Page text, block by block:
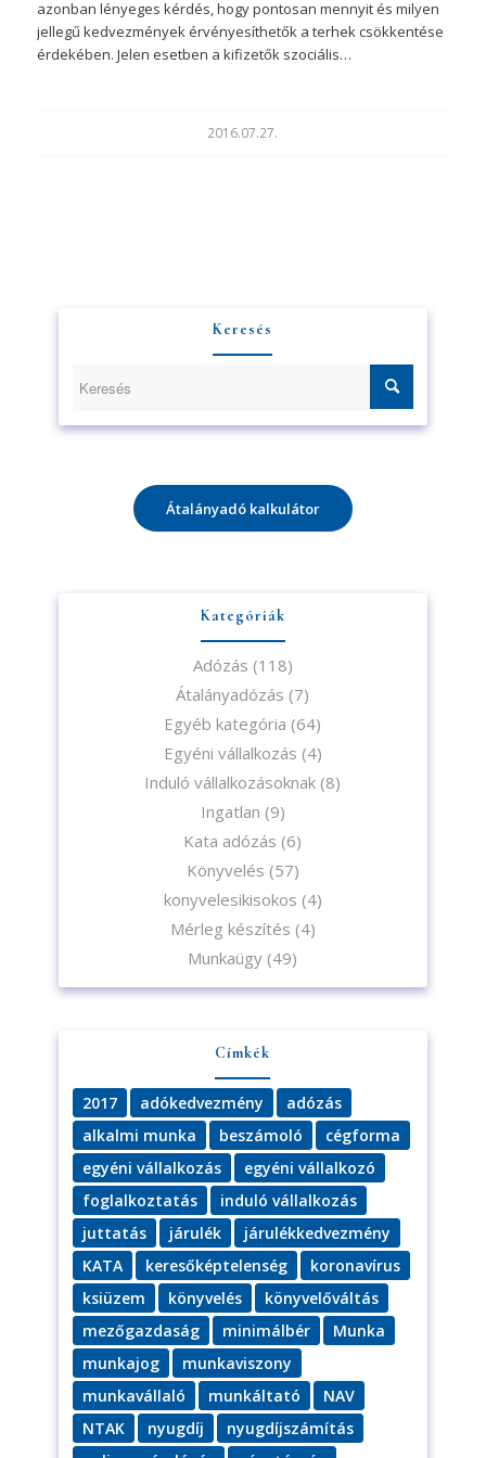
azonban lényeges kérdés, hogy pontosan mennyit és milyen
jellegű kedvezmények érvényesíthetők a terhek csökkentése
érdekében. Jelen esetben a kifizetők szociális…
2016.07.27.
Keresés
Átalányadó kalkulátor
Kategóriák
Adózás (118)
Átalányadózás (7)
Egyéb kategória (64)
Egyéni vállalkozás (4)
Induló vállalkozásoknak (8)
Ingatlan (9)
Kata adózás (6)
Könyvelés (57)
konyvelesikisokos (4)
Mérleg készítés (4)
Munkaügy (49)
Címkék
2017 adókedvezmény
adózás
alkalmi munka
beszámoló
cégforma
egyéni vállalkozás
egyéni vállalkozó
foglalkoztatás
induló vállalkozás
juttatás
járulék
járulékkedvezmény
KATA
keresőképtelenség
koronavírus
ksiüzem
könyvelés
könyvelőváltás
mezőgazdaság
minimálbér
Munka
munkajog
munkaviszony
munkavállaló
munkáltató
NAV
NTAK
nyugdíj
nyugdíjszámítás